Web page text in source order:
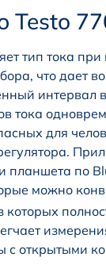
тип тока
что дает
интервал
тока
для
планшета по
можно
с открытыми